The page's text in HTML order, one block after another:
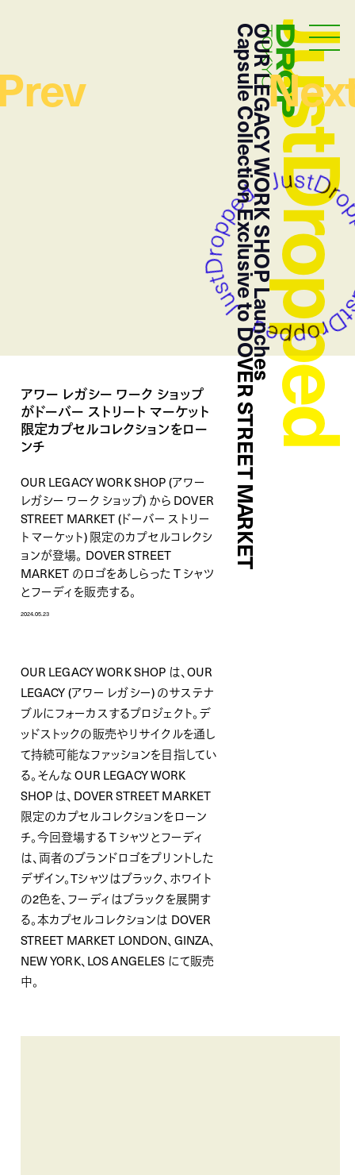
Droptokyo
OUR LEGACY WORK SHOP Launches
Capsule Collection Exclusive to DOVER STREET MARKET
アワー レガシー ワーク ショップ
がドーバー ストリート マーケット
限定カプセルコレクションをロー
ンチ
OUR LEGACY WORK SHOP (アワー
レガシー ワーク ショップ) から DOVER
STREET MARKET (ドーバー ストリー
ト マーケット) 限定のカプセルコレクシ
ョンが登場。 DOVER STREET
MARKET のロゴをあしらった T シャツ
とフーディを販売する。
2024.05.23
OUR LEGACY WORK SHOP は、OUR
LEGACY (アワー レガシー) のサステナ
ブルにフォーカスするプロジェクト。デ
ッドストックの販売やリサイクルを通し
て持続可能なファッションを目指してい
る。そんな OUR LEGACY WORK
SHOP は、DOVER STREET MARKET
限定のカプセルコレクションをローン
チ。今回登場する T シャツとフーディ
は、両者のブランドロゴをプリントした
デザイン。Tシャツはブラック、ホワイト
の2色を、フーディはブラックを展開す
る。本カプセルコレクションは DOVER
STREET MARKET LONDON、GINZA、
NEW YORK、LOS ANGELES にて販売
中。